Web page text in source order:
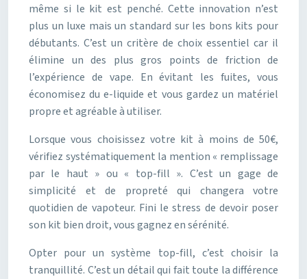
même si le kit est penché. Cette innovation n’est
plus un luxe mais un standard sur les bons kits pour
débutants. C’est un critère de choix essentiel car il
élimine un des plus gros points de friction de
l’expérience de vape. En évitant les fuites, vous
économisez du e-liquide et vous gardez un matériel
propre et agréable à utiliser.
Lorsque vous choisissez votre kit à moins de 50€,
vérifiez systématiquement la mention « remplissage
par le haut » ou « top-fill ». C’est un gage de
simplicité et de propreté qui changera votre
quotidien de vapoteur. Fini le stress de devoir poser
son kit bien droit, vous gagnez en sérénité.
Opter pour un système top-fill, c’est choisir la
tranquillité. C’est un détail qui fait toute la différence